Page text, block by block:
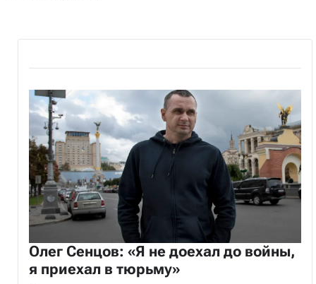
Олег Сенцов: «Я не доехал до войны,
я приехал в тюрьму»